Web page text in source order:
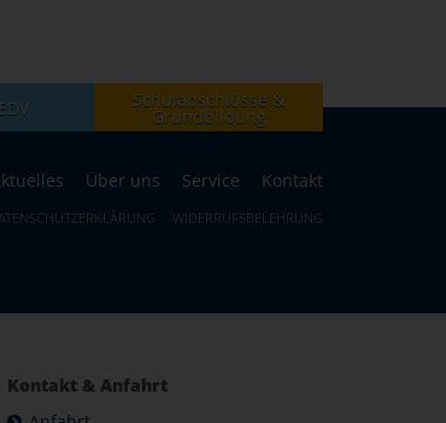
Schulabschlüsse &
Grundbildung
Über uns Service Kontakt
WIDERRUFSBELEHRUNG
Kontakt & Anfahrt